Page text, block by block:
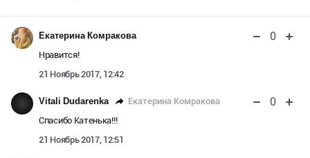
Екатерина Комракова 0
Нравится!
21 Ноябрь 2017, 12:42
Vitali Dudarenka Екатерина Комракова 0
Спасибо Катенька!!!
21 Ноябрь 2017, 12:51